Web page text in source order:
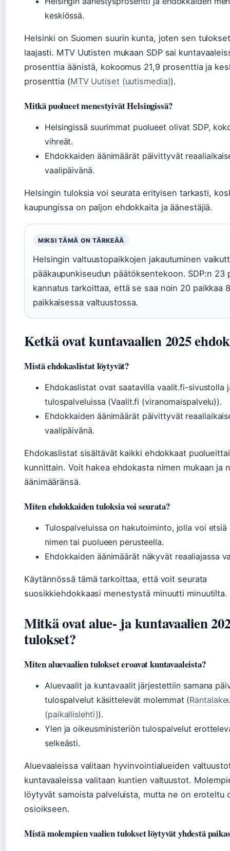
keskiössä.
Helsinki on Suomen suurin kunta, joten sen
laajasti. MTV Uutisten mukaan SDP sai
prosenttia äänistä, kokoomus 21,9 prosenttia ja
prosenttia (MTV Uutiset (uutismedia)).
Mitkä puolueet menestyivät Helsingissä?
Helsingissä suurimmat puolueet olivat SDP,
vihreät.
Ehdokkaiden äänimäärät päivittyvät
vaalipäivänä.
Helsingin tuloksia voi seurata erityisen tarkasti,
kaupungissa on paljon ehdokkaita ja äänestäjiä.
MIKSI TÄMÄ ON TÄRKEÄÄ
Helsingin valtuustopaikkojen jakautuminen
pääkaupunkiseudun päätöksentekoon. SDP:n 23
kannatus tarkoittaa, että se saa noin 20 paikkaa
paikkaisessa valtuustossa.
Ketkä ovat kuntavaalien 2025
Mistä ehdokaslistat löytyvät?
Ehdokaslistat ovat saatavilla vaalit.fi-sivustolla
tulospalveluissa (Vaalit.fi (viranomaispalvelu)).
Ehdokkaiden äänimäärät päivittyvät
vaalipäivänä.
Ehdokaslistat sisältävät kaikki ehdokkaat
kunnittain. Voit hakea ehdokasta nimen mukaan ja
äänimääränsä.
Miten ehdokkaiden tuloksia voi seurata?
Tulospalveluissa on hakutoiminto, jolla voi etsiä
nimen tai puolueen perusteella.
Ehdokkaiden äänimäärät näkyvät reaaliajassa
Käytännössä tämä tarkoittaa, että voit seurata
suosikkiehdokkaasi menestystä minuutti minuutilta.
Mitkä ovat alue- ja kuntavaalien
tulokset?
Miten aluevaalien tulokset eroavat kuntavaaleista?
Aluevaalit ja kuntavaalit järjestettiin samana
tulospalvelut käsittelevät molemmat (
(paikallislehti)).
Ylen ja oikeusministeriön tulospalvelut
selkeästi.
Aluevaaleissa valitaan hyvinvointialueiden
kuntavaaleissa valitaan kuntien valtuustot.
löytyvät samoista palveluista, mutta ne on eroteltu
osioikseen.
Mistä molempien vaalien tulokset löytyvät yhdestä